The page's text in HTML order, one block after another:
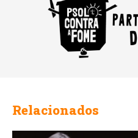
Relacionados